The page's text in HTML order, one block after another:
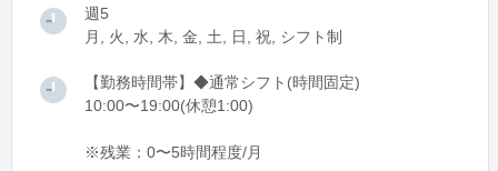
週5
月, 火, 水, 木, 金, 土, 日, 祝, シフト制
【勤務時間帯】◆通常シフト(時間固定)
10:00〜19:00(休憩1:00)
※残業：0〜5時間程度/月